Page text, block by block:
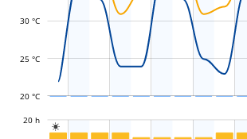
20 °C
25 °C
30 °C

20 h